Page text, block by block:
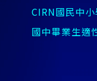
CIRN國民中
國中畢業生適